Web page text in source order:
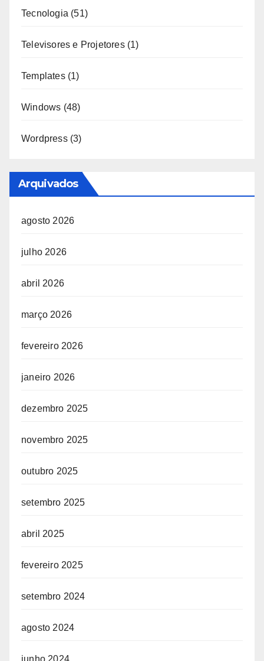
Tecnologia (51)
Televisores e Projetores(1)
Templates(1)
Windows (48)
Wordpress(3)
Arquivados
agosto 2026
julho 2026
abril 2026
março 2026
fevereiro 2026
janeiro 2026
dezembro 2025
novembro 2025
outubro 2025
setembro 2025
abril 2025
fevereiro 2025
setembro 2024
agosto 2024
junho 2024